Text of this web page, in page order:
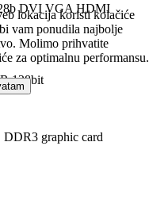
DVI VGA HDMI
128bit
graphic card
lokacija koristi kolačiće
vam ponudila najbolje
Molimo prihvatite
za optimalnu performansu.